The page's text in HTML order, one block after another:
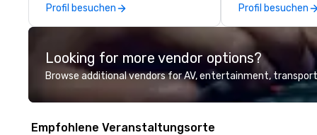
perfectly maintained fleet of late
model luxury vehicles to the
professional team of chauffeurs
and support staff; you will know
Costa Limousine.
Profil besuchen Profil besuchen
Looking for more vendor options?
Browse additional vendors for AV, entertainment,
Empfohlene Veranstaltungsorte